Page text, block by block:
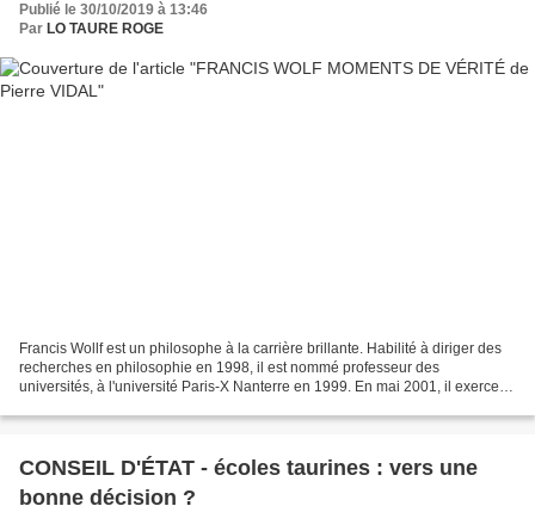
Publié le 30/10/2019 à 13:46
Par LO TAURE ROGE
Francis Wollf est un philosophe à la carrière brillante. Habilité à diriger des
recherches en philosophie en 1998, il est nommé professeur des
universités, à l'université Paris-X Nanterre en 1999. En mai 2001, il exerce
CONSEIL D'ÉTAT - écoles taurines : vers une
bonne décision ?